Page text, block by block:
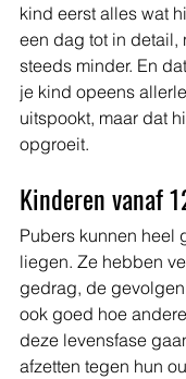
kind eerst alles wat
een dag tot in detail,
steeds minder. En
je kind opeens
uitspookt, maar dat
opgroeit.
Kinderen vanaf
Pubers kunnen heel
liegen. Ze hebben
gedrag, de
ook goed hoe
deze levensfase
afzetten tegen hun